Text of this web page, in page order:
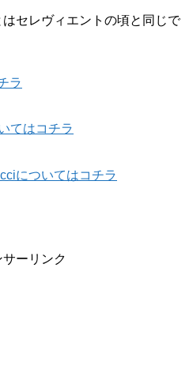
セレヴィエントの頃と同じで
ラ
てはコチラ
についてはコチラ
サーリンク